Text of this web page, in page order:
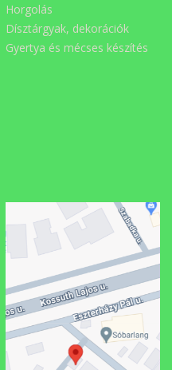
Horgolás
Dísztárgyak, dekorációk
Gyertya és mécses készítés